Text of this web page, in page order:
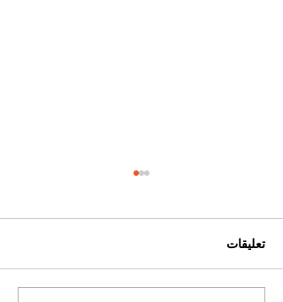
تعليقات